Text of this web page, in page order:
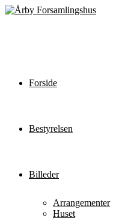
Forside
Bestyrelsen
Billeder
Arrangementer
Huset